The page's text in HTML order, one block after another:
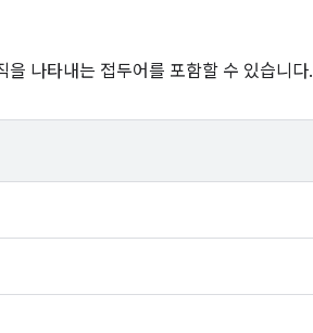
나타내는 접두어를 포함할 수 있습니다.